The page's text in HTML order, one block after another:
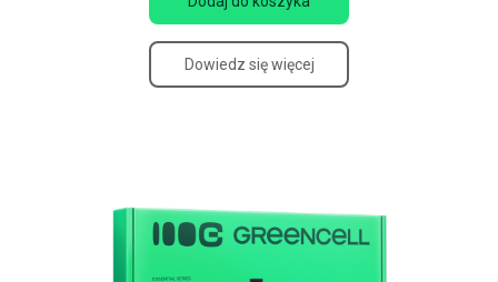
Dowiedz się więcej